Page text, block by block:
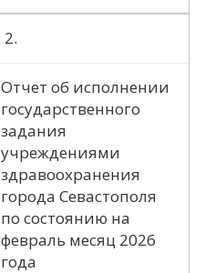
2.
Отчет об исполнении
государственного
задания
учреждениями
здравоохранения
города Севастополя
по состоянию на
февраль месяц 2026
года